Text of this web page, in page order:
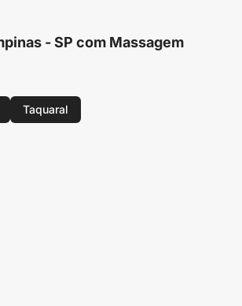
- SP com Massagem
Taquaral